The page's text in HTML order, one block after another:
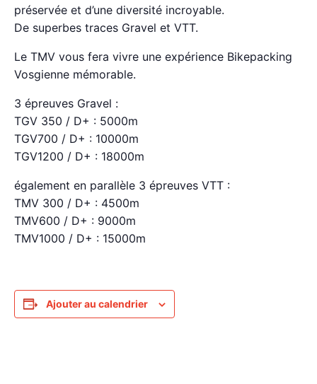
préservée et d’une diversité incroyable.
De superbes traces Gravel et VTT.
Le TMV vous fera vivre une expérience Bikepacking
Vosgienne mémorable.
3 épreuves Gravel :
TGV 350 / D+ : 5000m
TGV700 / D+ : 10000m
TGV1200 / D+ : 18000m
également en parallèle 3 épreuves VTT :
TMV 300 / D+ : 4500m
TMV600 / D+ : 9000m
TMV1000 / D+ : 15000m
Ajouter au calendrier